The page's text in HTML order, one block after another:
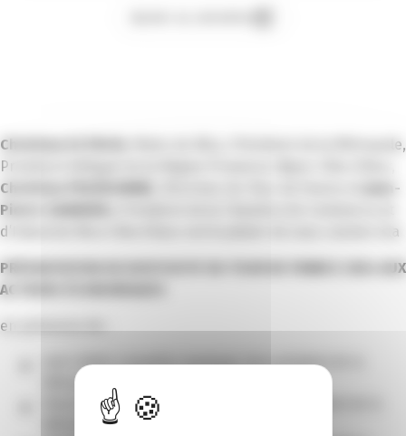
Christian ESTROSI
, Maire de Nice, Président de la Métropole,
Président délégué de la Région Provence-Alpes-Côte d’Azur,
Christian PRUDHOMME
Jean-
Pierre SAVARINO
d’Industrie Nice Côte d’Azur ont le plaisir de vous convier à la
PRÉSENTATION DU DISPOSITIF DU TOUR DE FRANCE 2024 AUX
ACTEURS ÉCONOMIQUES
en présence de :
José COBOS, Conseiller municipal, Vice-président de la
Métropole
Pascal CONDOMITTI, Adjoint au Maire, Vice-président de la
Métropole